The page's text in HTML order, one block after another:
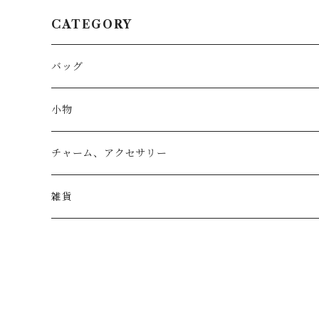
CATEGORY
バッグ
トートバッグ
リュック
ショルダー
小物
小物入れ
チャーム、アクセサリー
バッグチャーム
雑貨